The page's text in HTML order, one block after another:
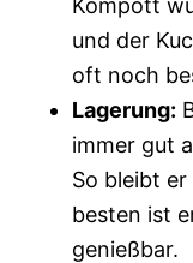
Kompott
und der
oft noch
Lagerung:
immer gut
So bleibt
besten ist
genießbar.